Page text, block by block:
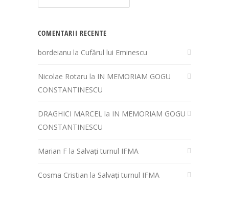
COMENTARII RECENTE
bordeianu la Cufărul lui Eminescu
Nicolae Rotaru la IN MEMORIAM GOGU
CONSTANTINESCU
DRAGHICI MARCEL la IN MEMORIAM GOGU
CONSTANTINESCU
Marian F la Salvați turnul IFMA
Cosma Cristian la Salvați turnul IFMA